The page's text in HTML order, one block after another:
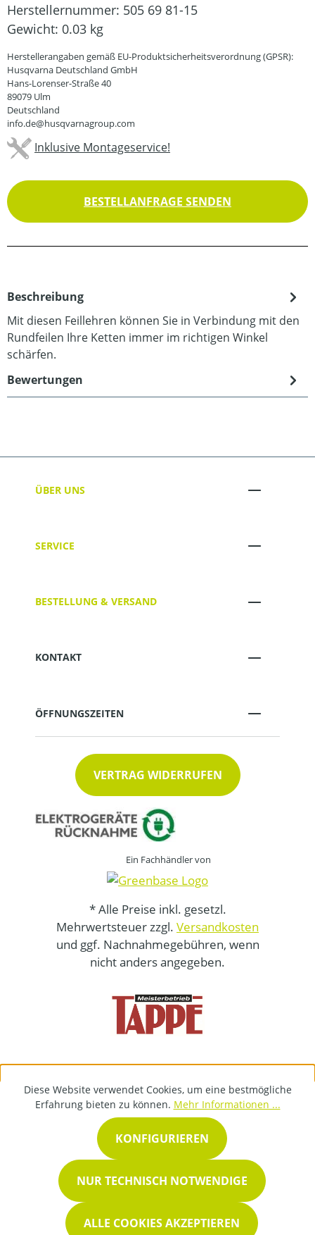
Herstellernummer: 505 69 81-15
Gewicht: 0.03 kg
Herstellerangaben gemäß EU-Produktsicherheitsverordnung (GPSR):
Husqvarna Deutschland GmbH
Hans-Lorenser-Straße 40
89079 Ulm
Deutschland
info.de@husqvarnagroup.com
Inklusive Montageservice!
BESTELLANFRAGE SENDEN
Beschreibung
Mit diesen Feillehren können Sie in Verbindung mit den
Rundfeilen Ihre Ketten immer im richtigen Winkel
schärfen.
Bewertungen
ÜBER UNS
SERVICE
BESTELLUNG & VERSAND
KONTAKT
ÖFFNUNGSZEITEN
VERTRAG WIDERRUFEN
Ein Fachhändler von
* Alle Preise inkl. gesetzl.
Mehrwertsteuer zzgl. Versandkosten
und ggf. Nachnahmegebühren, wenn
nicht anders angegeben.
Diese Website verwendet Cookies, um eine bestmögliche
Erfahrung bieten zu können. Mehr Informationen ...
NUR TECHNISCH NOTWENDIGE
KONFIGURIEREN
ALLE COOKIES AKZEPTIEREN